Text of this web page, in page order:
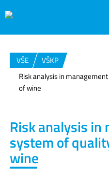
VŠE
VŠKP
Risk analysis in
of wine
Risk analysis in
system of
wine